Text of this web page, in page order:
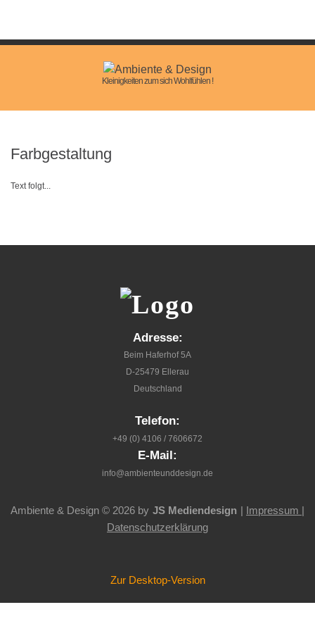
Kleinigkeiten zum sich Wohlfühlen !
Farbgestaltung
Text folgt...
Adresse:
Beim Haferhof 5A
D-25479 Ellerau
Deutschland
Telefon:
+49 (0) 4106 / 7606672
E-Mail:
info@ambienteunddesign.de
Ambiente & Design © 2026 by JS Mediendesign | Impressum |
Datenschutzerklärung
Zur Desktop-Version